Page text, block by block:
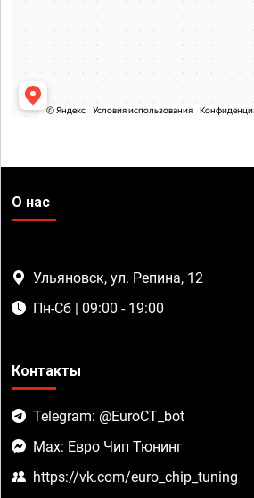
О нас
Ульяновск, ул. Репина, 12
Пн-Сб | 09:00 - 19:00
Контакты
Telegram: @EuroCT_bot
Max: Евро Чип Тюнинг
https://vk.com/euro_chip_tuning